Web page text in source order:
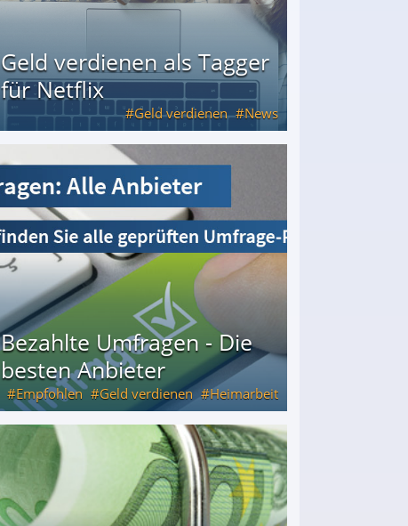
Geld verdienen als Tagger
für Netflix
Geld verdienen News
Bezahlte Umfragen - Die
besten Anbieter
Empfohlen Geld verdienen Heimarbeit